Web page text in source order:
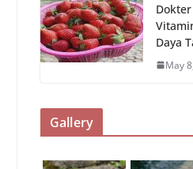
Daya
May
Gallery